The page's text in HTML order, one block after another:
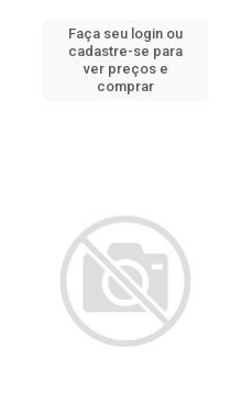
Faça seu login ou
cadastre-se para
ver preços e
comprar